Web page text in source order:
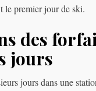
le premier jour de ski.
des
jours
jours dans une